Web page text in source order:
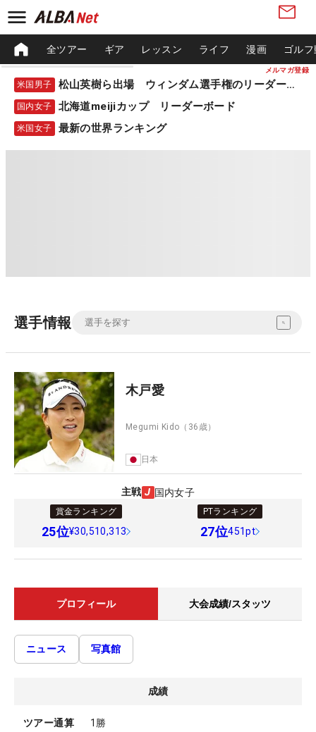
メルマガ登録
全ツアー ギア レッスン ライフ 漫画 ゴル
米国男子 松山英樹ら出場 ウィンダム選手権のリーダーボード
国内女子 北海道meijiカップ リーダーボード
米国女子 最新の世界ランキング
選手情報
木戸愛
Megumi Kido （36歳）
日本
主戦 国内女子
賞金ランキング
25位¥30,510,313
PTランキング
27位451pt
プロフィール 大会成績/スタッツ
ニュース 写真館
成績
ツアー通算 1勝